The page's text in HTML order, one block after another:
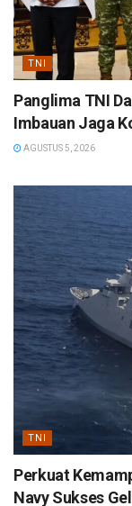
TNI
Panglima TNI
Imbauan Jaga
AGUSTUS 5, 2026
TNI
Perkuat
Navy Sukses